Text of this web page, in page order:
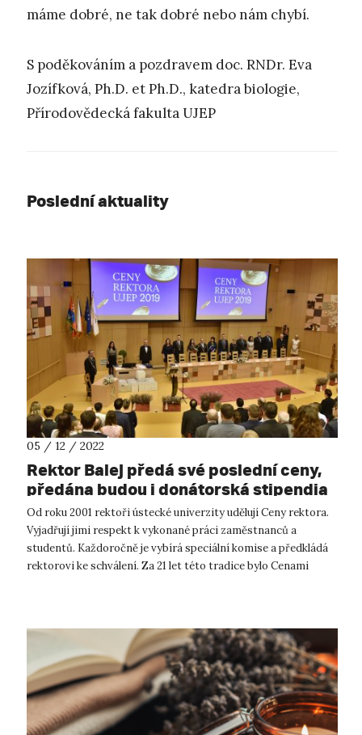
máme dobré, ne tak dobré nebo nám chybí.
S poděkováním a pozdravem doc. RNDr. Eva
Jozífková, Ph.D. et Ph.D., katedra biologie,
Přírodovědecká fakulta UJEP
Poslední aktuality
05 / 12 / 2022
Rektor Balej předá své poslední ceny,
předána budou i donátorská stipendia
Od roku 2001 rektoři ústecké univerzity udělují Ceny rektora.
Vyjadřují jimi respekt k vykonané práci zaměstnanců a
studentů. Každoročně je vybírá speciální komise a předkládá
rektorovi ke schválení. Za 21 let této tradice bylo Cenami